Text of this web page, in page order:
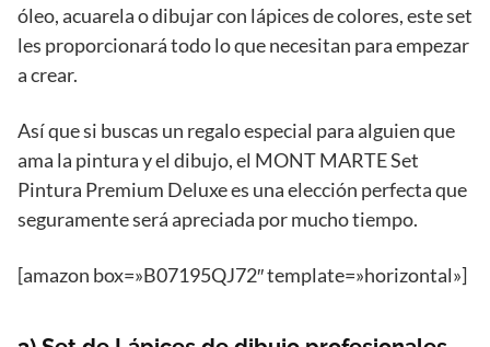
óleo, acuarela o dibujar con lápices de colores, este set
les proporcionará todo lo que necesitan para empezar
a crear.
Así que si buscas un regalo especial para alguien que
ama la pintura y el dibujo, el MONT MARTE Set
Pintura Premium Deluxe es una elección perfecta que
seguramente será apreciada por mucho tiempo.
[amazon box=»B07195QJ72″ template=»horizontal»]